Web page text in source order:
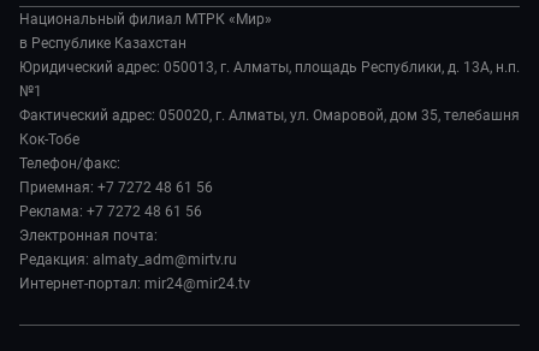
Происшествия
Наука и технологии
Здоровье и медицина
Спорт
Авто
Культура
Вместе выгодно
Евразия. Культурно
Евразия. Регионы
Наши иностранцы
Пять причин поехать в...
Сделано в Содружестве
История
Руководство
Лица мира
Пресса о нас
Карьера
Реклама
Обратная связь
Национальный филиал МТРК «Мир»
в Республике Казахстан
Юридический адрес: 050013, г. Алматы, площадь Республики, д. 13А, н.п.
№1
Фактический адрес: 050020, г. Алматы, ул. Омаровой, дом 35, телебашня
Кок-Тобе
Телефон/факс:
Приемная: +7 7272 48 61 56
Реклама: +7 7272 48 61 56
Электронная почта:
Редакция: almaty_adm@mirtv.ru
Интернет-портал: mir24@mir24.tv